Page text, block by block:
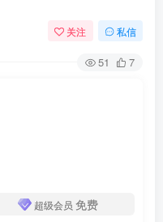
关注 私信
51 7
超级会员 免费